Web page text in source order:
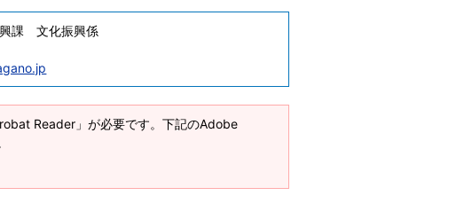
課 文化振興係
Reader」が必要です。下記のAdobe